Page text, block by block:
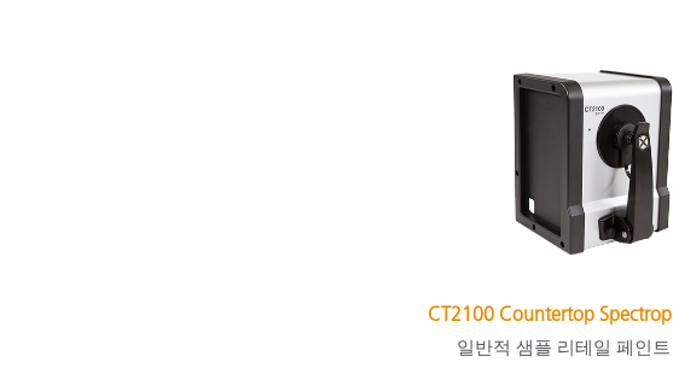
CT2100 Countertop
일반적 샘플 리테일 페인